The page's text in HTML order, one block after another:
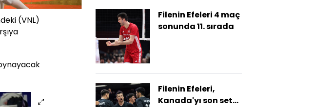
(VNL)
Filenin Efeleri 4 maç
sonunda 11. sırada
Filenin Efeleri,
Kanada'yı son sette